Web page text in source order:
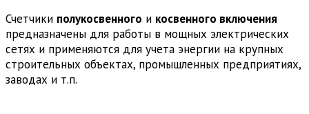
Счетчики полукосвенного и косвенного включения
предназначены для работы в мощных электрических
сетях и применяются для учета энергии на крупных
строительных объектах, промышленных предприятиях,
заводах и т.п.